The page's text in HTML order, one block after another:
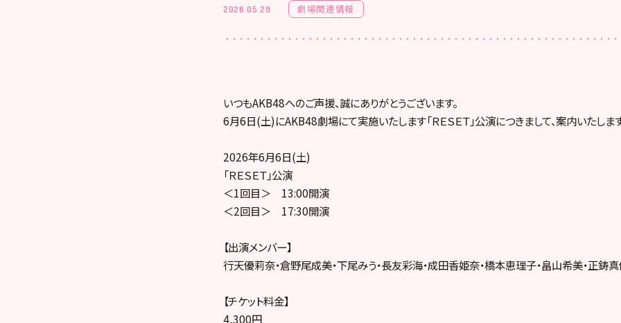
2026.05.29 劇場関連情報
いつもAKB48へのご声援、誠にありがとうございます。
6月6日(土)にAKB48劇場にて実施いたします「ＲＥＳＥＴ」公演につきまして、案内いたしま
2026年6月6日(土)
「ＲＥＳＥＴ」公演
＜1回目＞ 13:00開演
＜2回目＞ 17:30開演
【出演メンバー】
行天優莉奈・倉野尾成美・下尾みう・長友彩海・成田香姫奈・橋本恵理子・畠山希美・正鋳
【チケット料金】
4,300円